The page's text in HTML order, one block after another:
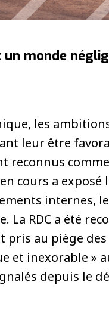
un monde
les
leur être
reconnus
cours a exposé
internes,
La RDC a été
pris au piège
et inexorable »
depuis le